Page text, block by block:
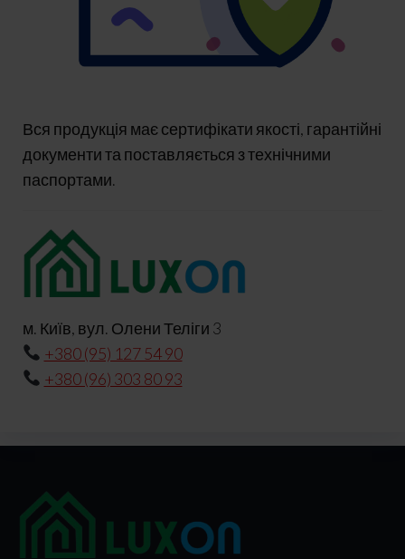
Вся продукція має сертифікати якості, гарантійні
документи та поставляється з технічними
паспортами.
м. Київ, вул. Олени Теліги 3
+380 (95) 127 54 90
+380 (96) 303 80 93